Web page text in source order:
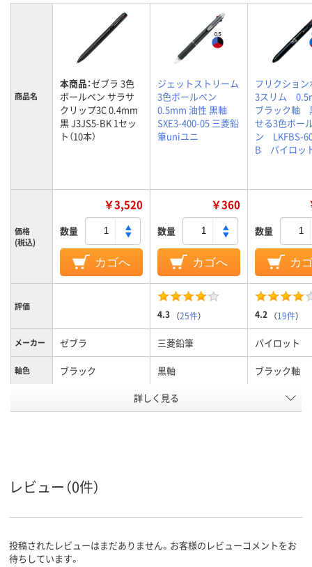
商品名
本商品：ゼブラ 3色
ボールペン サラサ
クリップ3C 0.4mm
黒 J3JS5-BK 1セッ
ト（10本）
ジェットストリーム
3色ボールペン
0.5mm 油性 黒軸
SXE3-400-05 三菱鉛
筆uniユニ
フリクショ
3スリム
ブラック軸
せる3色ボー
ン LKFBS-
B パイロッ
価格
(税込)
￥3,520
数量
カゴへ
￥360
数量
カゴへ
数量
カ
評価
4.3 （25件） 4.2 （19件）
メーカー ゼブラ 三菱鉛筆 パイロット
軸色 ブラック 黒軸 ブラック軸
0.5mm 0.5mm、0.5
インク色 黒・赤・青
アスクル
詳しく見る
レビュー（0件）
投稿されたレビューはまだありません。お客様のレビューコメントをお
待ちしています。